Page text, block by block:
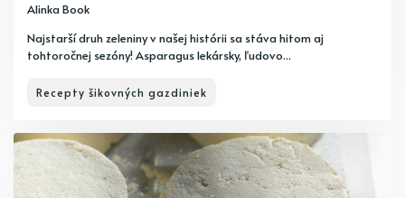
Alinka Book
Najstarší druh zeleniny v našej histórii sa stáva hitom aj
tohtoročnej sezóny! Asparagus lekársky, ľudovo...
Recepty šikovných gazdiniek